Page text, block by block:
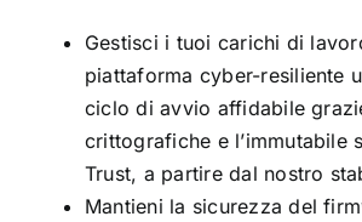
Gestisci i tuoi carichi di
piattaforma cyber-resiliente
ciclo di avvio affidabile
crittografiche e l’immutabile
Trust, a partire dal nostro
Mantieni la sicurezza del